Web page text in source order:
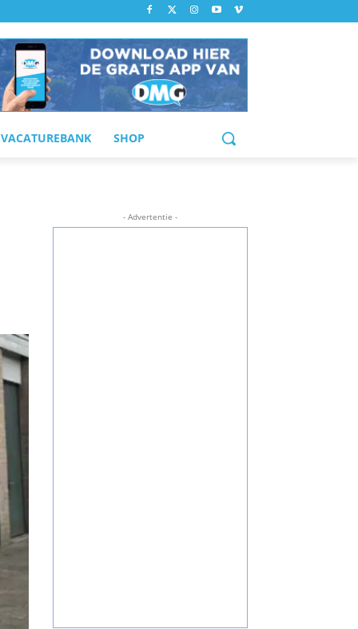
VACATUREBANK SHOP
- Advertentie -